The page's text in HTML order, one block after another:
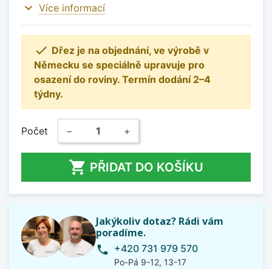
expand_more Více informací
 Dřez je na objednání, ve výrobě v
Německu se speciálně upravuje pro
osazení do roviny. Termín dodání 2–4
týdny.
Počet − +
 PŘIDAT DO KOŠÍKU
Jakýkoliv dotaz? Rádi vám
poradíme.
phone +420 731 979 570
Po-Pá 9-12, 13-17